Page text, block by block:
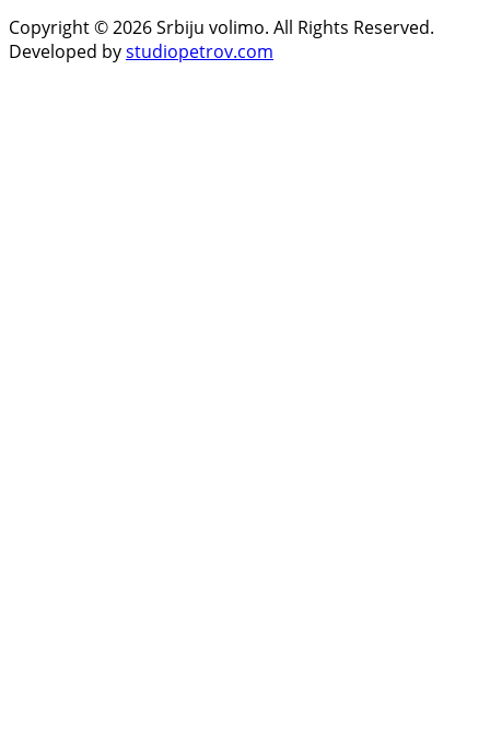
Copyright © 2026 Srbiju volimo. All Rights Reserved.
Developed bystudiopetrov.com